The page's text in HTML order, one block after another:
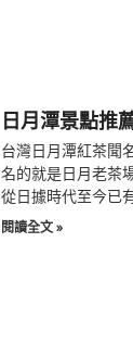
日月潭景點推
台灣日月潭紅茶聞
名的就是日月老茶
從日據時代至今已
閱讀全文 »